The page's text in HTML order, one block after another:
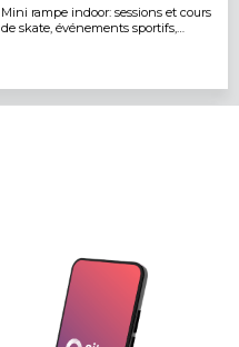
Mini rampe indoor: sessions et cours
de skate, événements sportifs,